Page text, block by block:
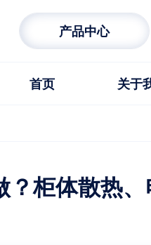
产品中心
首页 关于
点
柜体散热